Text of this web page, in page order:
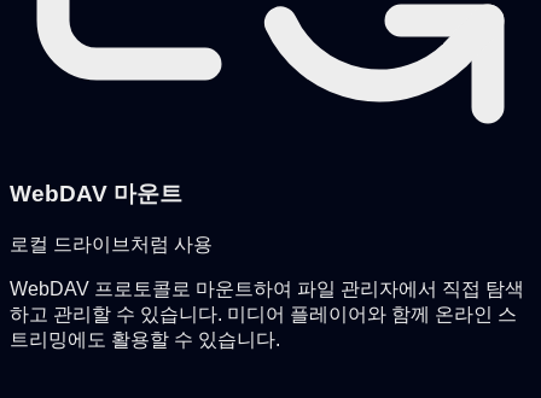
WebDAV 마운트
로컬 드라이브처럼 사용
WebDAV 프로토콜로 마운트하여 파일 관리자에서 직접 탐색
하고 관리할 수 있습니다. 미디어 플레이어와 함께 온라인 스
트리밍에도 활용할 수 있습니다.